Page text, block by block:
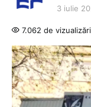
3 iulie
7.062 de vizualizări